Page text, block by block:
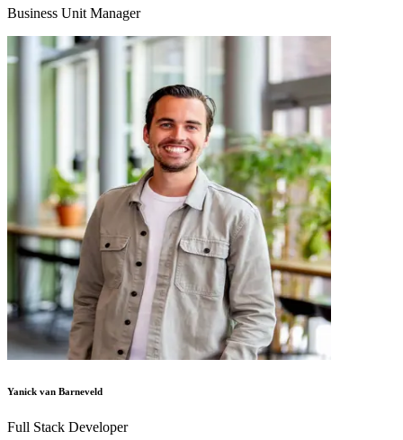
Business Unit Manager
Yanick van Barneveld
Full Stack Developer